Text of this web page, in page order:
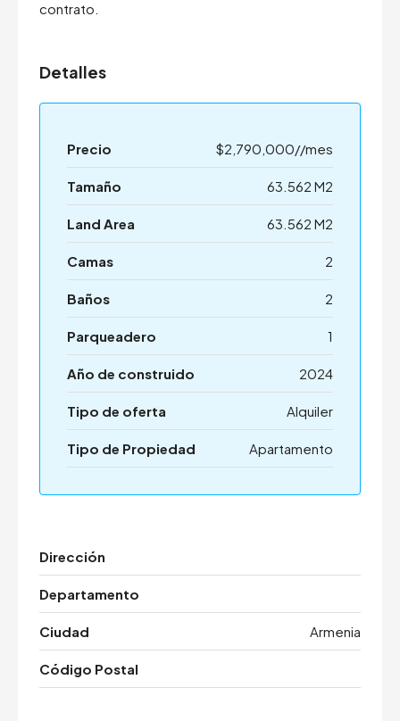
contrato.
Detalles
Precio $2,790,000//mes
Tamaño 63.562 M2
Land Area 63.562 M2
Camas 2
Baños 2
Parqueadero 1
Año de construido 2024
Tipo de oferta Alquiler
Tipo de Propiedad Apartamento
Dirección
Departamento
Ciudad Armenia
Código Postal